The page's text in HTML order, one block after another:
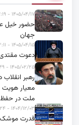
۱۴۰۵/۰۴/۱۷ - ۱۳:۱۹
حضور خیل
جهان
۱۴۰۵/۰۴/۱۵ - ۱۲:۱۱
دعوت مقتدی
۱۴۰۵/۰۲/۲۵ - ۱۶:۴۹
رهبر
معیار هویت
ملت در حفظ
۱۴۰۴/۱۲/۰۳ - ۱۳:۲۴
قدرت موشک